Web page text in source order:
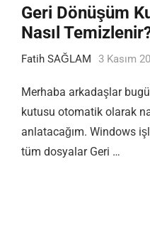
Geri Dönüşüm
Nasıl
Fatih SAĞLAM 3 Kasım
Merhaba arkadaşlar
kutusu otomatik olarak
anlatacağım. Windows
tüm dosyalar Geri …